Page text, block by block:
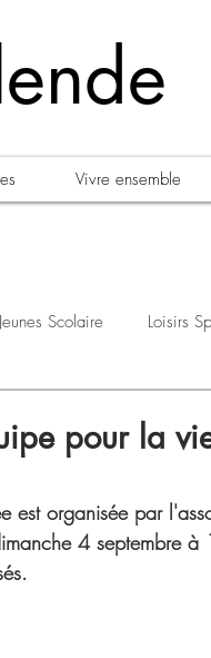
Vivre ensemble
Jeunes Scolaire Loisirs
pour la
est organisée par
4 septembre à